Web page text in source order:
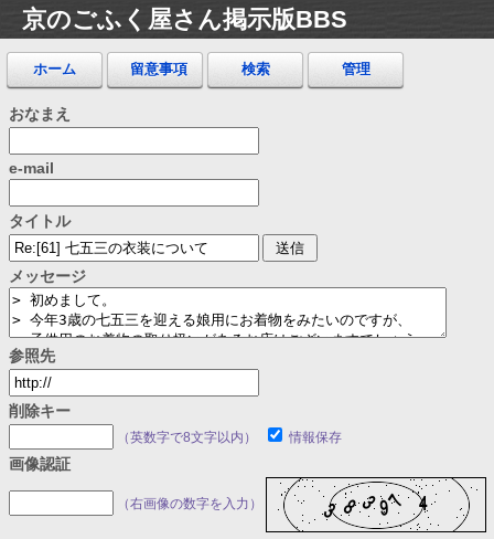
京のごふく屋さん掲示版BBS
ホーム 留意事項 検索 管理
おなまえ
e-mail
タイトル
メッセージ
参照先
削除キー
（英数字で8文字以内） 情報保存
画像認証
（右画像の数字を入力）